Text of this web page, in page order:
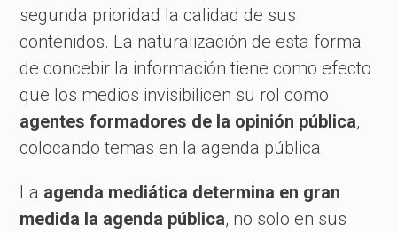
segunda prioridad la calidad de sus
contenidos. La naturalización de esta forma
de concebir la información tiene como efecto
que los medios invisibilicen su rol como
agentes formadores de la opinión pública,
colocando temas en la agenda pública.
La agenda mediática determina en gran
medida la agenda pública, no solo en sus